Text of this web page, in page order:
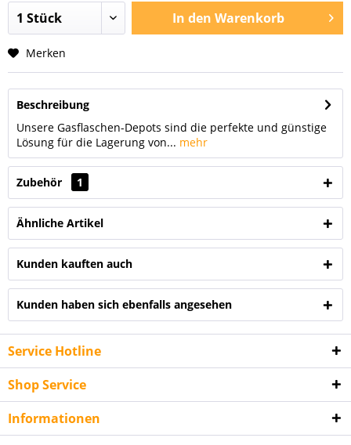
In den Warenkorb
Merken
Beschreibung
Unsere Gasflaschen-Depots sind die perfekte und günstige
Lösung für die Lagerung von... mehr
Zubehör 1
Ähnliche Artikel
Kunden kauften auch
Kunden haben sich ebenfalls angesehen
Service Hotline
Shop Service
Informationen